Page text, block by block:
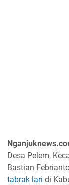
Desa Pelem,
Bastian
tabrak lari di